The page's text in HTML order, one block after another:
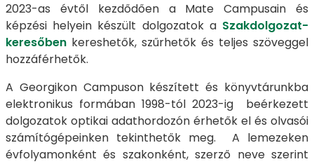
2023-as évtől kezdődően a Mate Campusain és
képzési helyein készült dolgozatok a Szakdolgozat-
keresőben kereshetők, szűrhetők és teljes szöveggel
hozzáférhetők.
A Georgikon Campuson készített és könyvtárunkba
elektronikus formában 1998-tól 2023-ig beérkezett
dolgozatok optikai adathordozón érhetők el és olvasói
számítógépeinken tekinthetők meg. A lemezeken
évfolyamonként és szakonként, szerző neve szerint